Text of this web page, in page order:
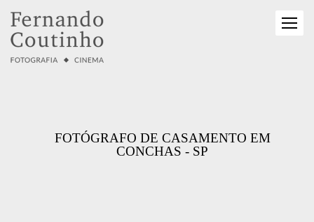
FOTÓGRAFO DE CASAMENTO EM
CONCHAS - SP